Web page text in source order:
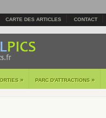
CARTE DES ARTICLES CONTACT
» PARC D'ATTRACTIONS »